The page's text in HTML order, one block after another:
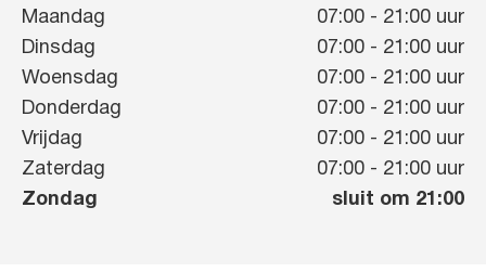
Maandag 07:00 - 21:00 uur
Dinsdag
07:00 - 21:00 uur
Woensdag
07:00 - 21:00 uur
Donderdag
07:00 - 21:00 uur
Vrijdag
07:00 - 21:00 uur
Zaterdag
07:00 - 21:00 uur
Zondag
sluit om 21:00